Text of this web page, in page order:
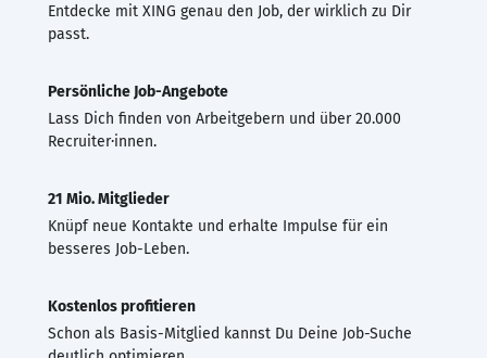
Entdecke mit XING genau den Job, der wirklich zu Dir
passt.
Persönliche Job-Angebote
Lass Dich finden von Arbeitgebern und über 20.000
Recruiter·innen.
21 Mio. Mitglieder
Knüpf neue Kontakte und erhalte Impulse für ein
besseres Job-Leben.
Kostenlos profitieren
Schon als Basis-Mitglied kannst Du Deine Job-Suche